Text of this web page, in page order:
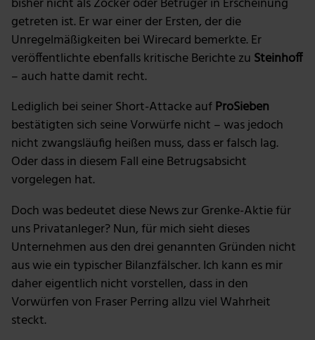
getreten ist. Er war einer der Ersten, der die
Unregelmäßigkeiten bei Wirecard bemerkte. Er
veröffentlichte ebenfalls kritische Berichte zu Steinhoff
– auch hatte damit recht.
Lediglich bei seiner Short-Attacke aufProSieben
bestätigten sich seine Vorwürfe nicht – was jedoch
nicht zwangsläufig heißen muss, dass er falsch lag.
Oder dass in diesem Fall eine Betrugsabsicht
vorgelegen hat.
Doch was bedeutet diese News zur Grenke-Aktie für
uns Privatanleger? Nun, für mich sieht dieses
Unternehmen aus den drei genannten Gründen nicht
aus wie ein typischer Bilanzfälscher. Ich kann es mir
daher eigentlich nicht vorstellen, dass in den
Vorwürfen von Fraser Perring allzu viel Wahrheit
steckt.